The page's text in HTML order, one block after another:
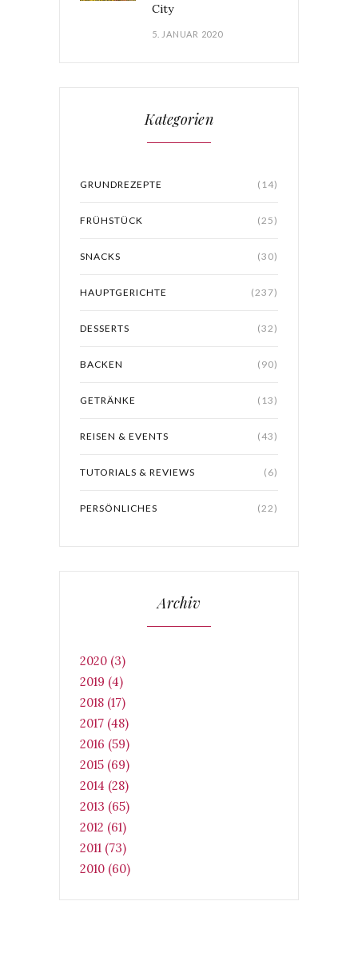
City
5. JANUAR 2020
Kategorien
GRUNDREZEPTE (14)
FRÜHSTÜCK (25)
SNACKS (30)
HAUPTGERICHTE (237)
DESSERTS (32)
BACKEN (90)
GETRÄNKE (13)
REISEN & EVENTS (43)
TUTORIALS & REVIEWS (6)
PERSÖNLICHES (22)
Archiv
2020 (3)
2019 (4)
2018 (17)
2017 (48)
2016 (59)
2015 (69)
2014 (28)
2013 (65)
2012 (61)
2011 (73)
2010 (60)